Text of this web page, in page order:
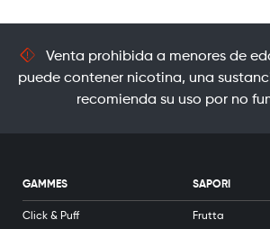
Venta prohibida a menores de
puede contener nicotina, una
recomienda su uso por no
GAMMES
Click & Puff
SAPORI
Frutta